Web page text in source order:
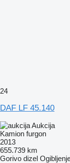
24
DAF LF 45.140
Aukcija
Kamion furgon
2013
655.739 km
Gorivo dizel